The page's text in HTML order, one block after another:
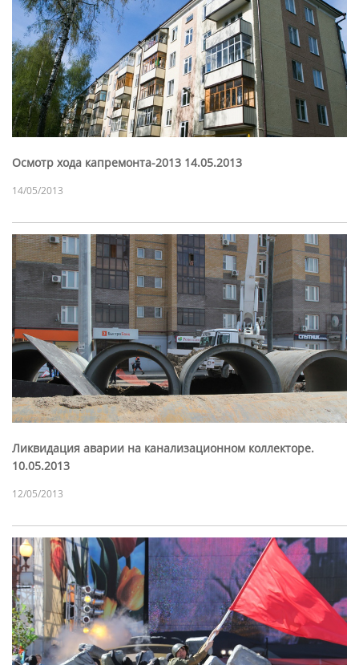
Осмотр хода капремонта-2013 14.05.2013
14/05/2013
Ликвидация аварии на канализационном коллекторе.
10.05.2013
12/05/2013